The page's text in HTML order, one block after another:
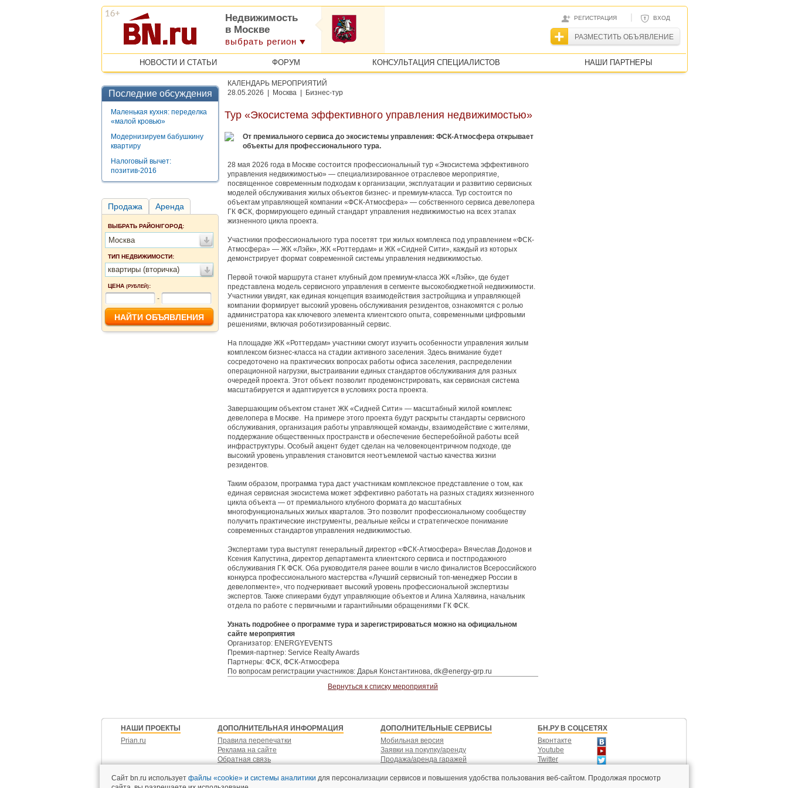
РЕГИСТРАЦИЯ | ВХОД
РАЗМЕСТИТЬ ОБЪЯВЛЕНИЕ
Недвижимость
в Москве
выбрать регион
НОВОСТИ И СТАТЬИ ФОРУМ КОНСУЛЬТАЦИЯ СПЕЦИАЛИСТОВ НАШИ ПАРТНЕРЫ
Последние обсуждения
Маленькая кухня: переделка
«малой кровью»
Модернизируем бабушкину
квартиру
Налоговый вычет:
позитив-2016
Продажа Аренда
ВЫБРАТЬ РАЙОН/ГОРОД:
Москва
ТИП НЕДВИЖИМОСТИ:
квартиры (вторичка)
ЦЕНА (РУБЛЕЙ):
-
КАЛЕНДАРЬ МЕРОПРИЯТИЙ
28.05.2026 | Москва | Бизнес-тур
Тур «Экосистема эффективного управления недвижимостью»
От премиального сервиса до экосистемы управления: ФСК-Атмосфера открывает
объекты для профессионального тура.
28 мая 2026 года в Москве состоится профессиональный тур «Экосистема эффективного
управления недвижимостью» — специализированное отраслевое мероприятие,
посвященное современным подходам к организации, эксплуатации и развитию сервисных
моделей обслуживания жилых объектов бизнес- и премиум-класса. Тур состоится по
объектам управляющей компании «ФСК-Атмосфера» — собственного сервиса девелопера
ГК ФСК, формирующего единый стандарт управления недвижимостью на всех этапах
жизненного цикла проекта.
Участники профессионального тура посетят три жилых комплекса под управлением «ФСК-
Атмосфера» — ЖК «Лэйк», ЖК «Роттердам» и ЖК «Сидней Сити», каждый из которых
демонстрирует формат современной системы управления недвижимостью.
Первой точкой маршрута станет клубный дом премиум-класса ЖК «Лэйк», где будет
представлена модель сервисного управления в сегменте высокобюджетной недвижимости.
Участники увидят, как единая концепция взаимодействия застройщика и управляющей
компании формирует высокий уровень обслуживания резидентов, ознакомятся с ролью
администратора как ключевого элемента клиентского опыта, современными цифровыми
решениями, включая роботизированный сервис.
На площадке ЖК «Роттердам» участники смогут изучить особенности управления жилым
комплексом бизнес-класса на стадии активного заселения. Здесь внимание будет
сосредоточено на практических вопросах работы офиса заселения, распределении
операционной нагрузки, выстраивании единых стандартов обслуживания для разных
очередей проекта. Этот объект позволит продемонстрировать, как сервисная система
масштабируется и адаптируется в условиях роста проекта.
Завершающим объектом станет ЖК «Сидней Сити» — масштабный жилой комплекс
девелопера в Москве. На примере этого проекта будут раскрыты стандарты сервисного
обслуживания, организация работы управляющей команды, взаимодействие с жителями,
поддержание общественных пространств и обеспечение бесперебойной работы всей
инфраструктуры. Особый акцент будет сделан на человекоцентричном подходе, где
высокий уровень управления становится неотъемлемой частью качества жизни
резидентов.
Таким образом, программа тура даст участникам комплексное представление о том, как
единая сервисная экосистема может эффективно работать на разных стадиях жизненного
цикла объекта — от премиального клубного формата до масштабных
многофункциональных жилых кварталов. Это позволит профессиональному сообществу
получить практические инструменты, реальные кейсы и стратегическое понимание
современных стандартов управления недвижимостью.
Экспертами тура выступят генеральный директор «ФСК-Атмосфера» Вячеслав Додонов и
Ксения Капустина, директор департамента клиентского сервиса и постпродажного
обслуживания ГК ФСК. Оба руководителя ранее вошли в число финалистов Всероссийского
конкурса профессионального мастерства «Лучший сервисный топ-менеджер России в
девелопменте», что подчеркивает высокий уровень профессиональной экспертизы
экспертов. Также спикерами будут управляющие объектов и Алина Халявина, начальник
отдела по работе с первичными и гарантийными обращениями ГК ФСК.
Узнать подробнее о программе тура и зарегистрироваться можно на официальном
сайте мероприятия
Организатор: ENERGYEVENTS
Премия-партнер: Service Realty Awards
Партнеры: ФСК, ФСК-Атмосфера
По вопросам регистрации участников: Дарья Константинова, dk@energy-grp.ru
Вернуться к списку мероприятий
НАШИ ПРОЕКТЫ
Prian.ru
ДОПОЛНИТЕЛЬНАЯ ИНФОРМАЦИЯ
Правила перепечатки
Реклама на сайте
Обратная связь
ДОПОЛНИТЕЛЬНЫЕ СЕРВИСЫ
Мобильная версия
Заявки на покупку/аренду
Продажа/аренда гаражей
БН.РУ В СОЦСЕТЯХ
Вконтакте
Youtube
Twitter
Сайт bn.ru использует файлы «cookie» и системы аналитики для персонализации сервисов и повышения удобства пользования веб-сайтом. Продолжая просмотр